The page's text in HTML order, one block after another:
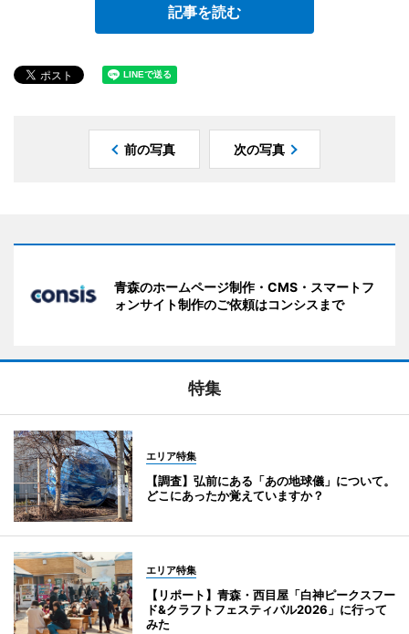
記事を読む
前の写真 次の写真
青森のホームページ制作・CMS・スマートフ
ォンサイト制作のご依頼はコンシスまで
特集
エリア特集
【調査】弘前にある「あの地球儀」について。
どこにあったか覚えていますか？
エリア特集
【リポート】青森・西目屋「白神ピークスフー
ド&クラフトフェスティバル2026」に行って
みた